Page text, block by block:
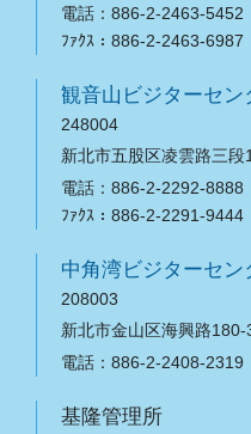
電話：886-2-2463-5452
ﾌｧｸｽ：886-2-2463-6987
観音山ビジターセ
248004
新北市五股区凌雲路三段
電話：886-2-2292-8888
ﾌｧｸｽ：886-2-2291-9444
中角湾ビジターセン
208003
新北市金山区海興路180-
電話：886-2-2408-2319
基隆管理所